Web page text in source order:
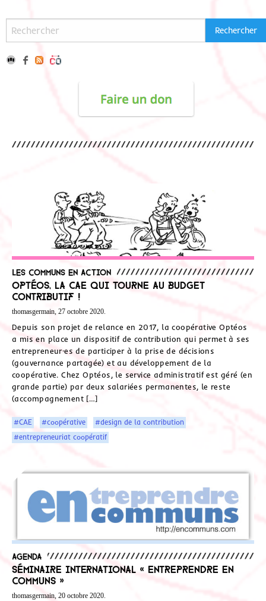
Les communs en action
Optéos, la CAE qui tourne au budget
contributif !
thomasgermain, 27 octobre 2020.
Depuis son projet de relance en 2017, la coopérative Optéos
a mis en place un dispositif de contribution qui permet à ses
entrepreneur·es de participer à la prise de décisions
(gouvernance partagée) et au développement de la
coopérative. Chez Optéos, le service administratif est géré (en
grande partie) par deux salariées permanentes, le reste
(accompagnement […]
#CAE #coopérative
#design de la contribution
#entrepreneuriat coopératif
Agenda
Séminaire international « Entreprendre en
Communs »
thomasgermain, 20 octobre 2020.